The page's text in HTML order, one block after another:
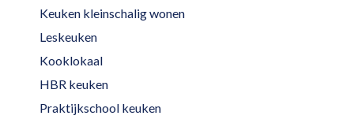
Keuken kleinschalig wonen
Leskeuken
Kooklokaal
HBR keuken
Praktijkschool keuken